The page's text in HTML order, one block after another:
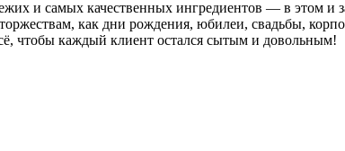
и самых качественных ингредиентов — в этом и
как дни рождения, юбилеи, свадьбы,
чтобы каждый клиент остался сытым и довольным!